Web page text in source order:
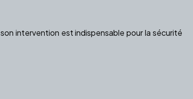
intervention est indispensable pour la sécurité